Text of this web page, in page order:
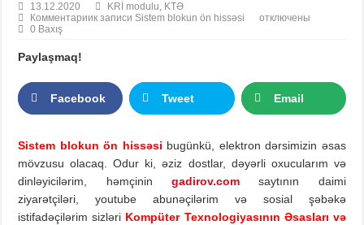
13.12.2020 KRİ modulu, KTƏ
Комментариик записи Sistem blokun ön hissəsi
отключены
0 Baxış
Paylaşmaq!
Facebook Tweet Email
Sistem blokun ön hissəsi bugünkü, elektron dərsimizin əsas
mövzusu olacaq. Odur ki, əziz dostlar, dəyərli oxucularım və
dinləyicilərim, həmçinin gadirov.com saytının daimi
ziyarətçiləri, youtube abunəçilərim və sosial şəbəkə
istifadəçilərim sizləri Kompüter Texnologiyasının Əsasları və